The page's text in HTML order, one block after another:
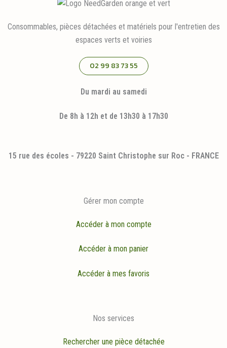
Consommables, pièces détachées et matériels pour l'entretien des
espaces verts et voiries
02 99 83 73 55
Du mardi au samedi
De 8h à 12h et de 13h30 à 17h30
15 rue des écoles - 79220 Saint Christophe sur Roc - FRANCE
Gérer mon compte
Accéder à mon compte
Accéder à mon panier
Accéder à mes favoris
Nos services
Rechercher une pièce détachée